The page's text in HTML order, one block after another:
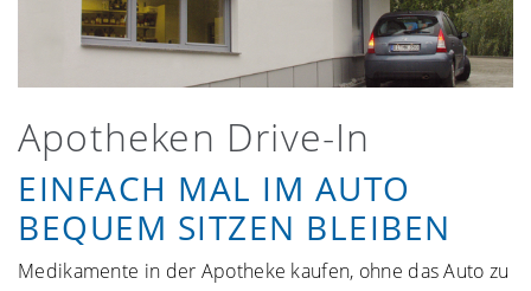
Apotheken Drive-In
EINFACH MAL IM AUTO
BEQUEM SITZEN BLEIBEN
Medikamente in der Apotheke kaufen, ohne das Auto zu